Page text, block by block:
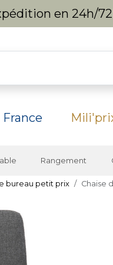
en 24h/
Rangement
bureau petit prix Chaise